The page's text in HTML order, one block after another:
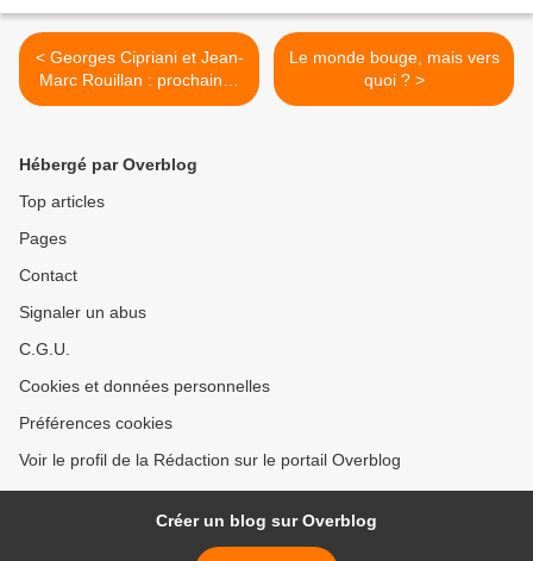
< Georges Cipriani et Jean-
Marc Rouillan : prochaines
échéances
Le monde bouge, mais vers
quoi ? >
Hébergé par Overblog
Top articles
Pages
Contact
Signaler un abus
C.G.U.
Cookies et données personnelles
Préférences cookies
Voir le profil de la Rédaction sur le portail Overblog
Créer un blog sur Overblog